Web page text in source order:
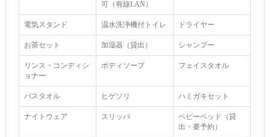
可（有線LAN）
電気スタンド 温水洗浄機付トイレ ドライヤー
お茶セット 加湿器（貸出） シャンプー
リンス・コンディシ
ョナー
ボディソープ フェイスタオル
バスタオル ヒゲソリ ハミガキセット
ナイトウェア スリッパ
ベビーベッド（貸
出・要予約）